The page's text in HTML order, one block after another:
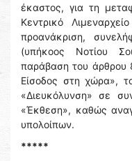
έκαστος, για τη
Κεντρικό
προανάκριση,
(υπήκοος Νοτίου
παράβαση του
Είσοδος στη χώρα»,
«Διευκόλυνση» σε
«Έκθεση», καθώς
υπολοίπων.
*****